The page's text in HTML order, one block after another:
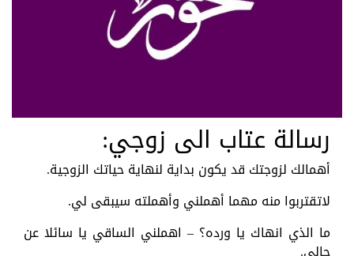
رسالة عتاب الى زوجي:
أهمالك لزوجتك قد يكون بداية لنهاية حياتك الزوجية.
لاتقتربوا منه مهما أهملني وأهملته سيبقى لي.
ما الذي انهاك يا ورده؟ – اهملني الساقي يا سائلا عن